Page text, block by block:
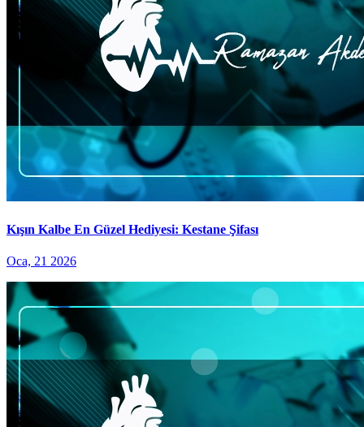
Kışın Kalbe En Güzel Hediyesi: Kestane Şifası
Oca, 21 2026